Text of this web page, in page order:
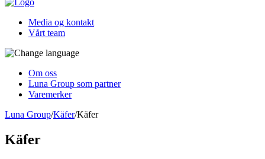
Media og kontakt
Vårt team
Om oss
Luna Group som partner
Varemerker
Luna Group/Käfer/Käfer
Käfer